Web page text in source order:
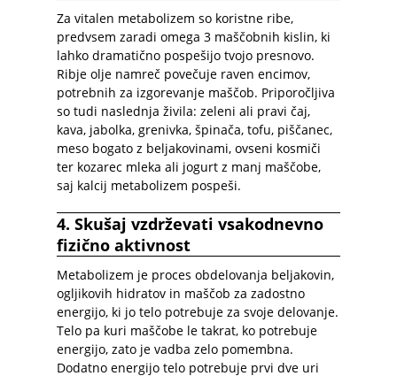
Za vitalen metabolizem so koristne ribe,
predvsem zaradi omega 3 maščobnih kislin, ki
lahko dramatično pospešijo tvojo presnovo.
Ribje olje namreč povečuje raven encimov,
potrebnih za izgorevanje maščob. Priporočljiva
so tudi naslednja živila: zeleni ali pravi čaj,
kava, jabolka, grenivka, špinača, tofu, piščanec,
meso bogato z beljakovinami, ovseni kosmiči
ter kozarec mleka ali jogurt z manj maščobe,
saj kalcij metabolizem pospeši.
4. Skušaj vzdrževati vsakodnevno
fizično aktivnost
Metabolizem je proces obdelovanja beljakovin,
ogljikovih hidratov in maščob za zadostno
energijo, ki jo telo potrebuje za svoje delovanje.
Telo pa kuri maščobe le takrat, ko potrebuje
energijo, zato je vadba zelo pomembna.
Dodatno energijo telo potrebuje prvi dve uri